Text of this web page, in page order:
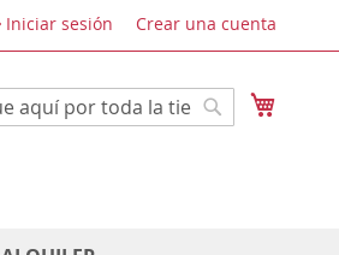
Iniciar sesión Crear una cuenta